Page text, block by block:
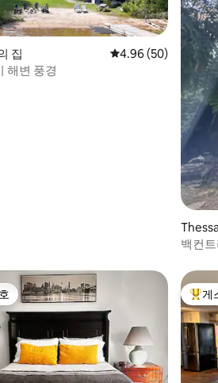
39개
집 평점 4.96점(5점 만
4.96 (50)
해변 풍경
백컨
상위
게